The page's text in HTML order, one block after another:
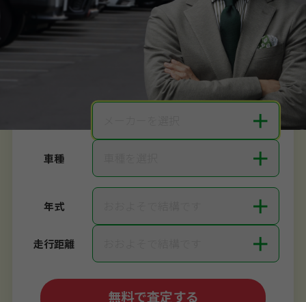
電話か出張か、高い方の査定を提案。
20秒で入力完了！
カンタンWeb査定
ご依頼いただいたお車を丁寧に査定いたします
＋
車種 ＋
年式 ＋
走行距離 ＋
無料で査定する